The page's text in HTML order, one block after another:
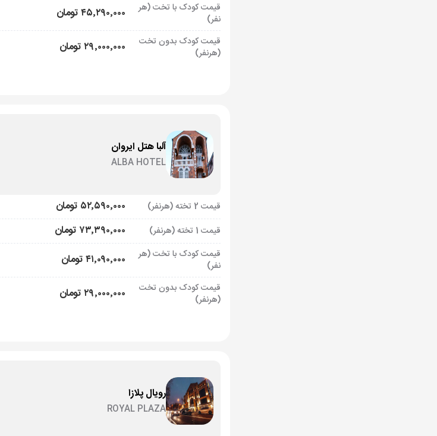
قیمت کودک با تخت (هر
نفر)
۴۵٬۲۹۰٬۰۰۰ تومان
قیمت کودک بدون تخت
(هرنفر)
۲۹٬۰۰۰٬۰۰۰ تومان
آلبا هتل ایروان
ALBA HOTEL
قیمت 2 تخته (هرنفر) ۵۲٬۵۹۰٬۰۰۰ تومان
قیمت 1 تخته (هرنفر) ۷۳٬۳۹۰٬۰۰۰ تومان
قیمت کودک با تخت (هر
نفر)
۴۱٬۰۹۰٬۰۰۰ تومان
قیمت کودک بدون تخت
(هرنفر)
۲۹٬۰۰۰٬۰۰۰ تومان
رویال پلازا
ROYAL PLAZA